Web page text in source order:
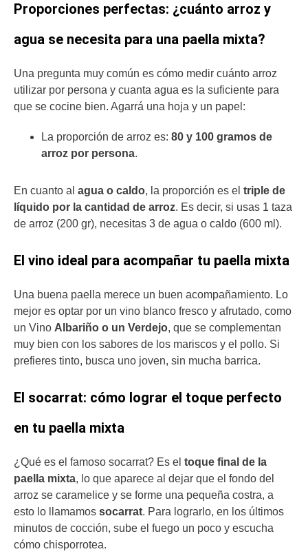
Proporciones perfectas: ¿cuánto arroz y
agua se necesita para una paella mixta?
Una pregunta muy común es cómo medir cuánto arroz
utilizar por persona y cuanta agua es la suficiente para
que se cocine bien. Agarrá una hoja y un papel:
La proporción de arroz es: 80 y 100 gramos de
arroz por persona.
En cuanto al agua o caldo, la proporción es el triple de
líquido por la cantidad de arroz. Es decir, si usas 1 taza
de arroz (200 gr), necesitas 3 de agua o caldo (600 ml).
El vino ideal para acompañar tu paella mixta
Una buena paella merece un buen acompañamiento. Lo
mejor es optar por un vino blanco fresco y afrutado, como
un Vino Albariño o un Verdejo, que se complementan
muy bien con los sabores de los mariscos y el pollo. Si
prefieres tinto, busca uno joven, sin mucha barrica.
El socarrat: cómo lograr el toque perfecto
en tu paella mixta
¿Qué es el famoso socarrat? Es el toque final de la
paella mixta, lo que aparece al dejar que el fondo del
arroz se caramelice y se forme una pequeña costra, a
esto lo llamamos socarrat. Para lograrlo, en los últimos
minutos de cocción, sube el fuego un poco y escucha
cómo chisporrotea.